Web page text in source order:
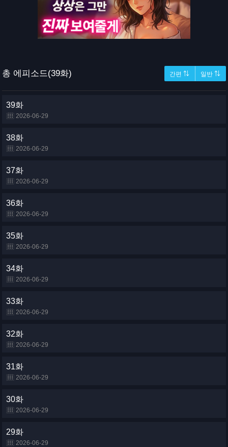
총 에피소드(39화) 간편 ⇅ 일반 ⇅
39화
2026-06-29
38화
2026-06-29
37화
2026-06-29
36화
2026-06-29
35화
2026-06-29
34화
2026-06-29
33화
2026-06-29
32화
2026-06-29
31화
2026-06-29
30화
2026-06-29
29화
2026-06-29